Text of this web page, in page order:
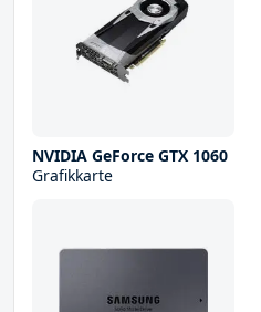
NVIDIA GeForce GTX 1060
Grafikkarte